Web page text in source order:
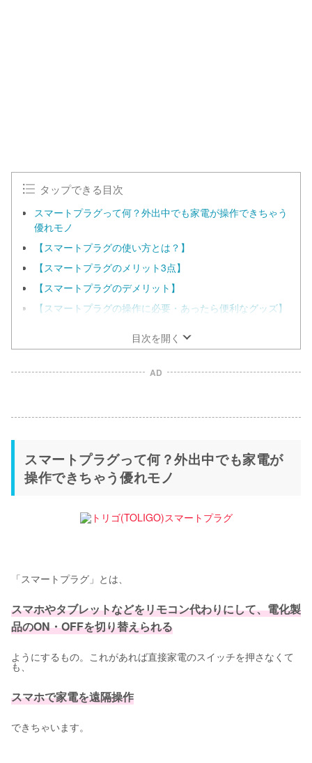
タップできる目次
スマートプラグって何？外出中でも家電が操作できちゃう
優れモノ
【スマートプラグの使い方とは？】
【スマートプラグのメリット3点】
【スマートプラグのデメリット】
【スマートプラグの操作に必要・あったら便利なグッズ】
目次を開く
AD
スマートプラグって何？外出中でも家電が
操作できちゃう優れモノ
「スマートプラグ」とは、
スマホやタブレットなどをリモコン代わりにして、電化製
品のON・OFFを切り替えられる
ようにするもの。これがあれば直接家電のスイッチを押さなくて
も、
スマホで家電を遠隔操作
できちゃいます。